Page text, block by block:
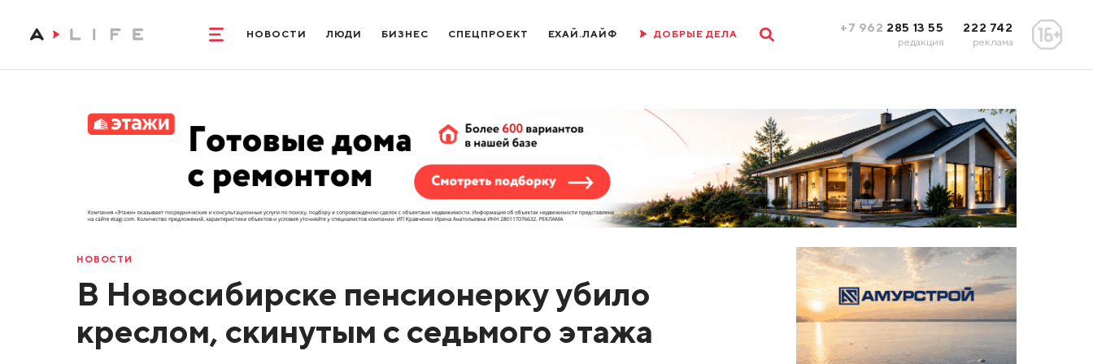
НОВОСТИ ЛЮДИ БИЗНЕС СПЕЦПРОЕКТ ЕХАЙ.ЛАЙФ ДОБРЫЕ ДЕЛА +7 962 285 13 55
редакция
222 742
реклама
НОВОСТИ
В Новосибирске пенсионерку убило
креслом, скинутым с седьмого этажа